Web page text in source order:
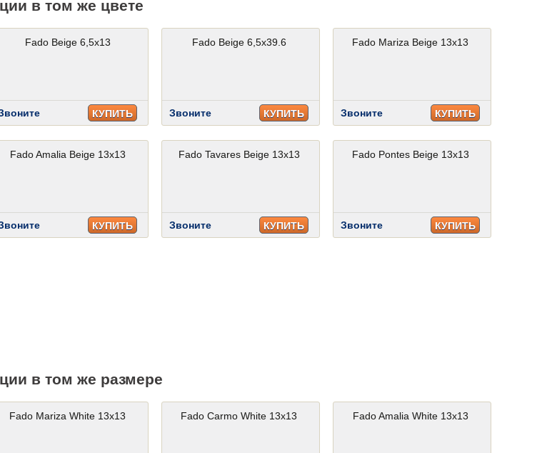
в том же цвете
Fado Beige 6,5x13
КУПИТЬ
Fado Beige 6,5x39.6
Звоните КУПИТЬ
Fado Mariza Beige 13x13
Звоните КУПИТЬ
Fado Amalia Beige 13x13
КУПИТЬ
Fado Tavares Beige 13x13
Звоните КУПИТЬ
Fado Pontes Beige 13x13
Звоните КУПИТЬ
в том же размере
Fado Mariza White 13x13 Fado Carmo White 13x13 Fado Amalia White 13x13